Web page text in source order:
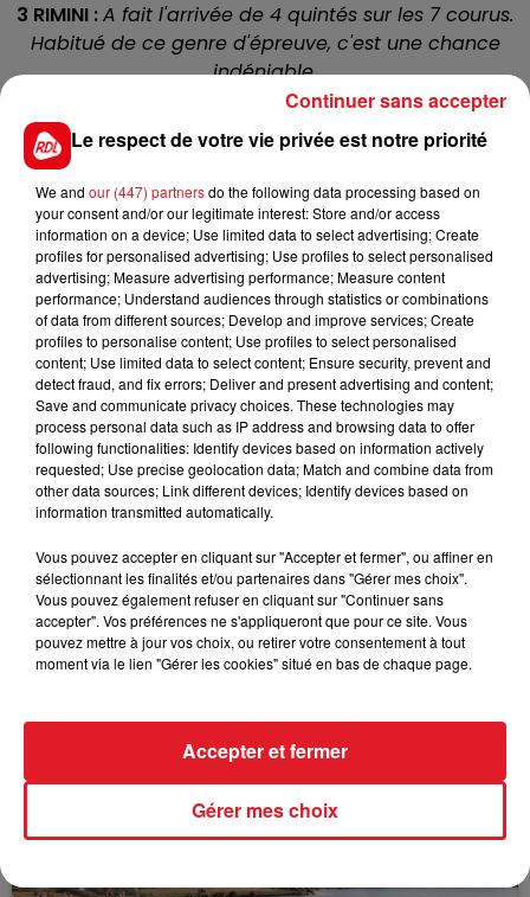
3 RIMINI :A fait l'arrivée de 4 quintés sur les 7 courus.
Habitué de ce genre d'épreuve, c'est une chance
indéniable.
Retrouve la PSF de Deauville ou il a
toujours excellé. Ses résultats sont moyens à l'heure
10 MON PARIS: Redescend un peu au poids et revient
sur une distance dans ses cordes. Idéalement placé
dans les boites, sa place est dans le quinté.
9 IRON DUKE:Sa récente fin de course a été
remarqué lors de son premier quinté couru le 14/07.
Il peut être le trouble-fête de cette épreuve.
FIL D'ACTUS
VOLONTAIRE EN COURS, APRÈS LA...
Selon les premiers éléments, le logement servait
à des prostituées
Le respect de votre vie privée est notre priorité
We and our (447) partnersdo the following data processing based on
your consent and/or our legitimate interest: Store and/or access
information on a device; Use limited data to select advertising; Create
profiles for personalised advertising; Use profiles to select personalised
advertising; Measure advertising performance; Measure content
performance; Understand audiences through statistics or combinations
of data from different sources; Develop and improve services; Create
profiles to personalise content; Use profiles to select personalised
content; Use limited data to select content; Ensure security, prevent and
detect fraud, and fix errors; Deliver and present advertising and content;
Save and communicate privacy choices. These technologies may
process personal data such as IP address and browsing data to offer
following functionalities: Identify devices based on information actively
requested; Use precise geolocation data; Match and combine data from
other data sources; Link different devices; Identify devices based on
information transmitted automatically.
Vous pouvez accepter en cliquant sur "Accepter et fermer", ou affiner en
sélectionnant les finalités et/ou partenaires dans "Gérer mes choix".
Vous pouvez également refuser en cliquant sur "Continuer sans
accepter". Vos préférences ne s'appliqueront que pour ce site. Vous
pouvez mettre à jour vos choix, ou retirer votre consentement à tout
moment via le lien "Gérer les cookies" situé en bas de chaque page.
Gérer mes choix
Accepter et fermer
Continuer sans accepter